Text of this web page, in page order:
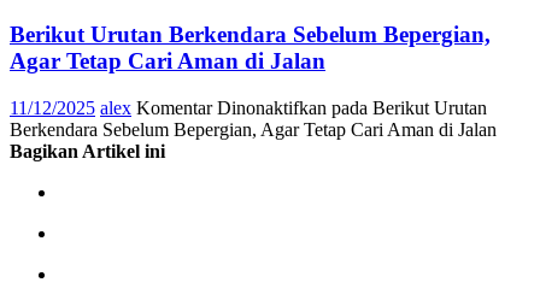
Berikut Urutan Berkendara Sebelum Bepergian,
Agar Tetap Cari Aman di Jalan
11/12/2025 alex Komentar Dinonaktifkan pada Berikut Urutan
Berkendara Sebelum Bepergian, Agar Tetap Cari Aman di Jalan
Bagikan Artikel ini